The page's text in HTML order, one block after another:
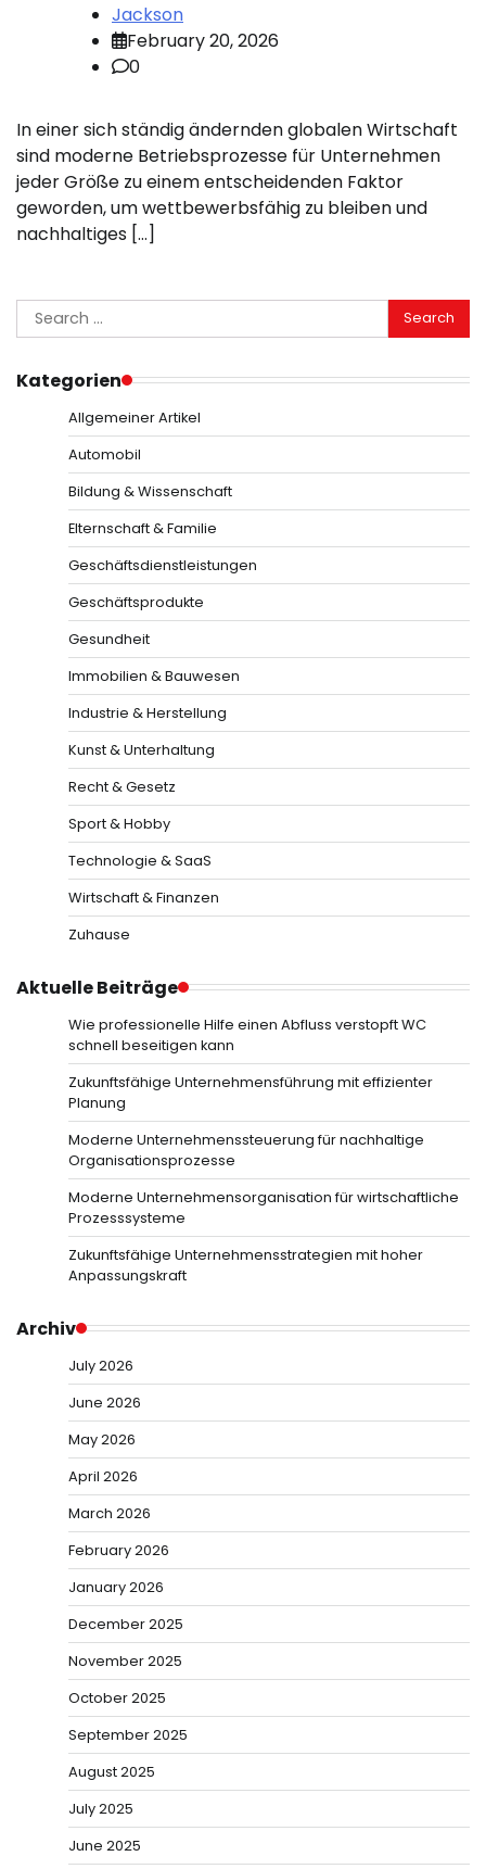
Jackson
February 20, 2026
0
In einer sich ständig ändernden globalen Wirtschaft
sind moderne Betriebsprozesse für Unternehmen
jeder Größe zu einem entscheidenden Faktor
geworden, um wettbewerbsfähig zu bleiben und
nachhaltiges […]
Search
for:
Kategorien
Allgemeiner Artikel
Automobil
Bildung & Wissenschaft
Elternschaft & Familie
Geschäftsdienstleistungen
Geschäftsprodukte
Gesundheit
Immobilien & Bauwesen
Industrie & Herstellung
Kunst & Unterhaltung
Recht & Gesetz
Sport & Hobby
Technologie & SaaS
Wirtschaft & Finanzen
Zuhause
Aktuelle Beiträge
Wie professionelle Hilfe einen Abfluss verstopft WC
schnell beseitigen kann
Zukunftsfähige Unternehmensführung mit effizienter
Planung
Moderne Unternehmenssteuerung für nachhaltige
Organisationsprozesse
Moderne Unternehmensorganisation für wirtschaftliche
Prozesssysteme
Zukunftsfähige Unternehmensstrategien mit hoher
Anpassungskraft
Archiv
July 2026
June 2026
May 2026
April 2026
March 2026
February 2026
January 2026
December 2025
November 2025
October 2025
September 2025
August 2025
July 2025
June 2025